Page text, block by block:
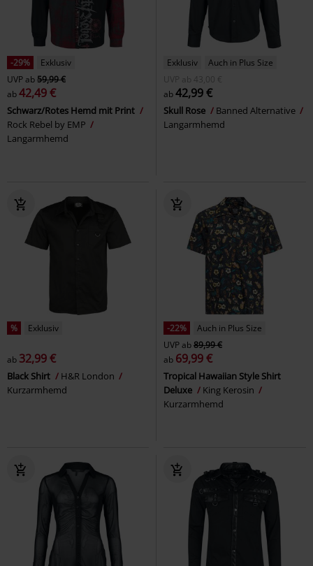
-29%
Exklusiv
UVPab59,99 €
ab42,49 €
Schwarz/Rotes Hemd mit Print
Rock Rebel by EMP
Langarmhemd
Exklusiv
Auch in Plus Size
UVP
ab
43,00 €
ab42,99 €
Skull Rose
Banned Alternative
Langarmhemd
% Exklusiv
ab 32,99 €
Black Shirt
H&R London
Kurzarmhemd
-22%
Auch in Plus Size
UVPab89,99 €
ab 69,99 €
Tropical Hawaiian Style Shirt
Deluxe
King Kerosin
Kurzarmhemd